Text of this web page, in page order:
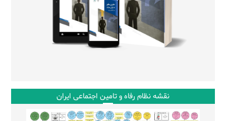
نقشه نظام رفاه و تامین اجتماعی ایران